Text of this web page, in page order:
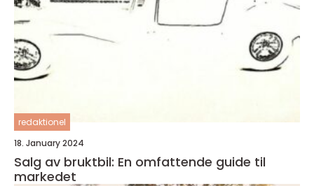
redaktionel
18. January 2024
Salg av bruktbil: En omfattende guide til
markedet